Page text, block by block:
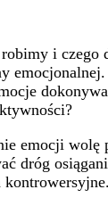
i czego
emocji wolę
dróg
kontrowersyjne.